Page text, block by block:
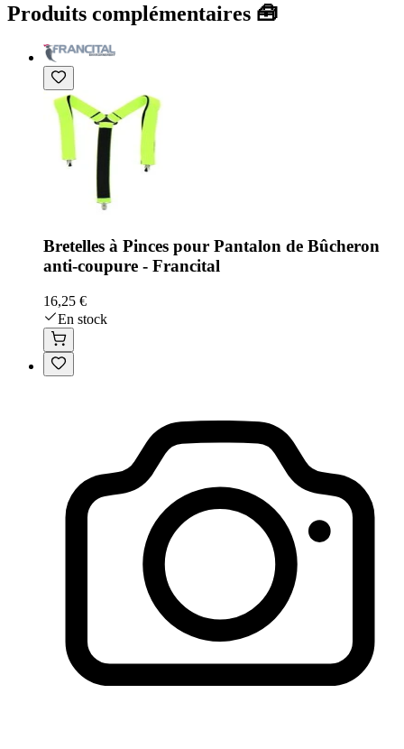
Produits complémentaires 🧰
Bretelles à Pinces pour Pantalon de Bûcheron
anti-coupure - Francital
16,25 €
En stock